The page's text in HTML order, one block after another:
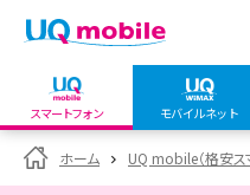
スマートフォン モバイルネット
my UQ WiMAX
UQ WiMAX ご契約の方
UQ mobile
オンラインショップ
UQ mobile
販売店舗
ホーム UQ mobile（格安ス